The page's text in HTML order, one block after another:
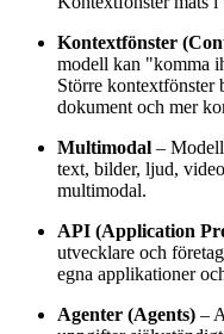
Kontextfönster
modell kan "komma
Större kontextfönster
dokument och mer
Multimodal –
text, bilder, ljud,
multimodal.
API (Application
utvecklare och
egna applikationer
Agenter (Agents) –